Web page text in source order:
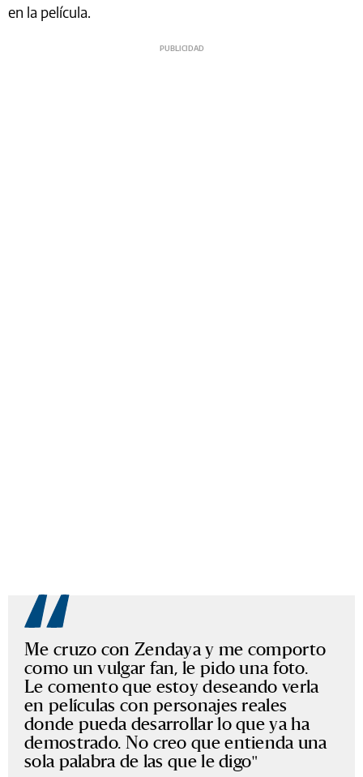
en la película.
Me cruzo con Zendaya y me comporto
como un vulgar fan, le pido una foto.
Le comento que estoy deseando verla
en películas con personajes reales
donde pueda desarrollar lo que ya ha
demostrado. No creo que entienda una
sola palabra de las que le digo